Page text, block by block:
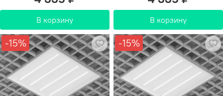
В корзину В корзину
-15% -15%